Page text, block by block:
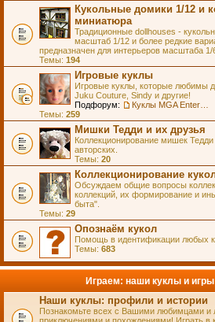
Кукольные домики 1/12 и
миниатюра
Традиционные dollhouses -
масштаб 1/12 и более редкие
предназначен для интерьеров масштаба
Темы: 194
Игровые куклы
Игровые куклы, которые любимы
Juku Couture, Sindy и другие!
Подфорум:
Темы: 259
Мишки Тедди и их друзья
Коллекционирование мишек
авторских.
Темы: 20
Коллекционирование
Обсуждаем общие вопросы
коллекций, их формирование и
быта".
Темы: 29
Опознаём кукол
Помощь в идентификации любых
Темы: 683
Играем: наши куклы и игры
Наши куклы: профили и истории
Познакомьте всех с Вашими любимцами и